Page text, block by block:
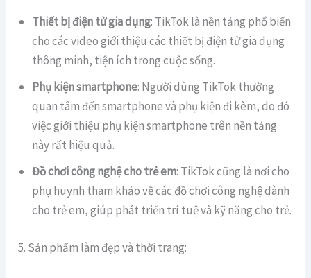
Thiết bị điện tử gia dụng: TikTok là nền tảng phổ biến
cho các video giới thiệu các thiết bị điện tử gia dụng
thông minh, tiện ích trong cuộc sống.
Phụ kiện smartphone: Người dùng TikTok thường
quan tâm đến smartphone và phụ kiện đi kèm, do đó
việc giới thiệu phụ kiện smartphone trên nền tảng
này rất hiệu quả.
Đồ chơi công nghệ cho trẻ em: TikTok cũng là nơi cho
phụ huynh tham khảo về các đồ chơi công nghệ dành
cho trẻ em, giúp phát triển trí tuệ và kỹ năng cho trẻ.
5. Sản phẩm làm đẹp và thời trang: